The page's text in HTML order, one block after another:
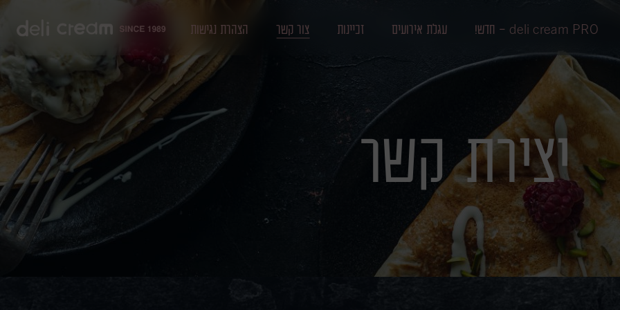
deli cream PRO - חדש! עגלת אירועים זכיינות צור קשר הצהרת נגישות
יצירת קשר